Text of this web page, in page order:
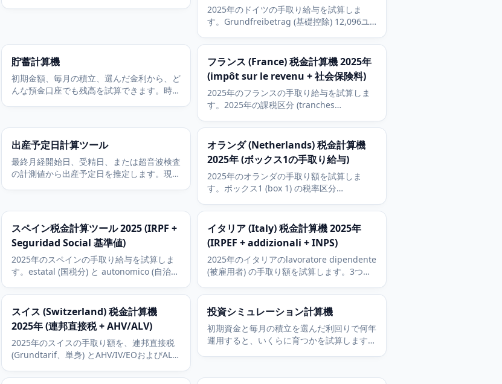
2025年のドイツの手取り給与を試算しま
す。Grundfreibetrag (基礎控除) 12,096ユ
Grundtarif曲線、KV/PV/RV/AVの社会保険の
被用者負担分を含みます。
貯蓄計算機
初期金額、毎月の積立、選んだ金利から、ど
んな預金口座でも残高を試算できます。時間
フランス (France) 税金計算機 2025年
(impôt sur le revenu + 社会保険料)
2025年のフランスの手取り給与を試算しま
す。2025年の課税区分 (tranches
除、被用者負担の社会保険料 (cotisations
sociales) を含みます。
出産予定日計算ツール
最終月経開始日、受精日、または超音波検査
の計測値から出産予定日を推定します。現在
オランダ (Netherlands) 税金計算機
2025年 (ボックス1の手取り給与)
2025年のオランダの手取り額を試算しま
す。ボックス1 (box 1) の税率区分
額控除 (algemene heffingskorting) を定額
で適用します。
スペイン税金計算ツール 2025 (IRPF +
Seguridad Social 基準値)
2025年のスペインの手取り給与を試算しま
す。estatal (国税分) と autonomico (自治州
と、被用者負担6.35パーセントのSeguridad
Social (社会保険) を使用します。
イタリア (Italy) 税金計算機 2025年
(IRPEF + addizionali + INPS)
2025年のイタリアのlavoratore dipendente
(被雇用者) の手取り額を試算します。3つの
平均的なaddizionale regionale (州付加
税)、被雇用者のINPS拠出、8,500ユーロの
非課税枠を含みます。
スイス (Switzerland) 税金計算機
2025年 (連邦直接税 + AHV/ALV)
2025年のスイスの手取り額を、連邦直接税
(Grundtarif、単身) とAHV/IV/EOおよびALV
町村税は州別オーバーレイに委ねます。
投資シミュレーション計算機
初期資金と毎月の積立を選んだ利回りで何年
運用すると、いくらに育つかを試算します。